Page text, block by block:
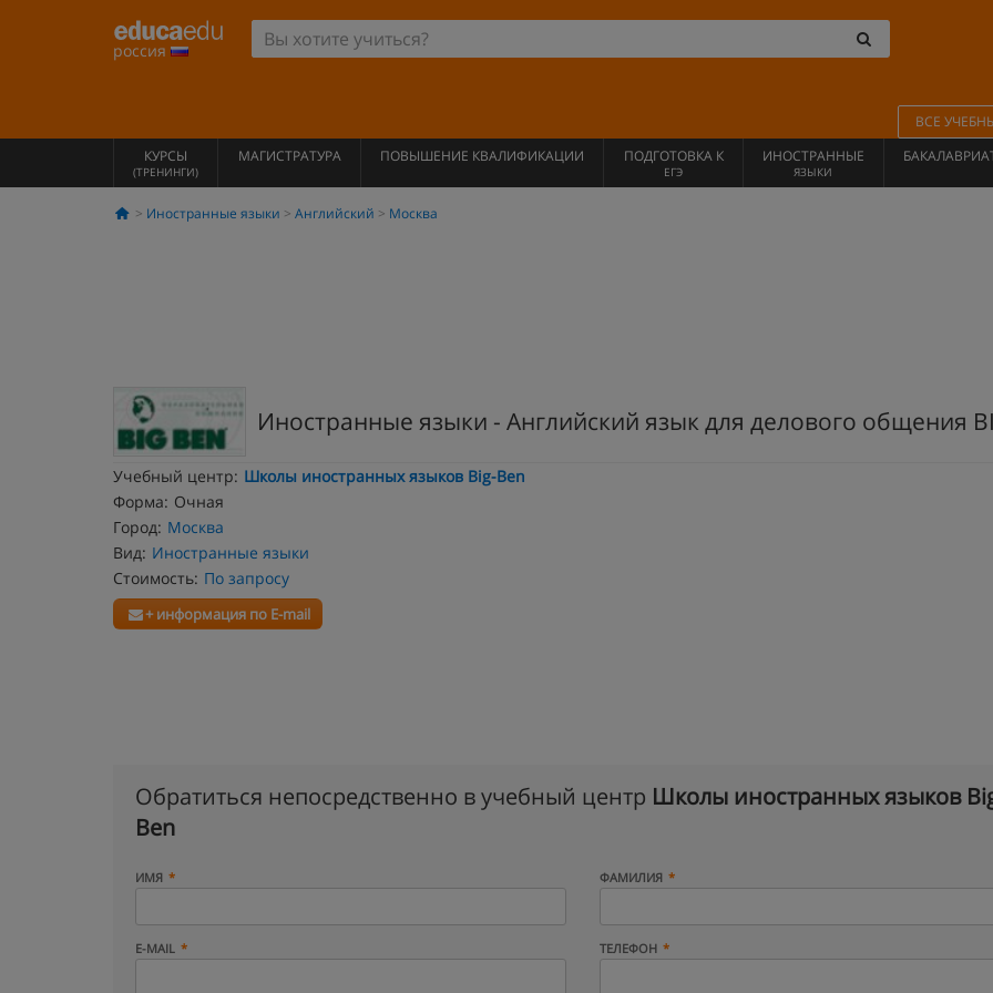
россия
ВСЕ
КУРСЫ
(ТРЕНИНГИ)
МАГИСТРАТУРА ПОВЫШЕНИЕ КВАЛИФИКАЦИИ ПОДГОТОВКА К
ЕГЭ
ИНОСТРАННЫЕ
ЯЗЫКИ
Иностранные языки Английский Москва
Иностранные языки - Английский язык для делового общения
Учебный центр: Школы иностранных языков Big-Ben
Форма: Очная
Город: Москва
Вид: Иностранные языки
Стоимость: По запросу
+ информация по E-mail
Обратиться непосредственно в учебный центр Школы иностранных языков
Ben
ИМЯ ФАМИЛИЯ
E-MAIL ТЕЛЕФОН